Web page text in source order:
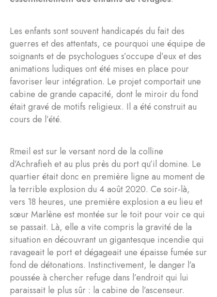
Les enfants sont souvent handicapés du fait des
guerres et des attentats, ce pourquoi une équipe de
soignants et de psychologues s’occupe d’eux et des
animations ludiques ont été mises en place pour
favoriser leur intégration. Le projet comportait une
cabine de grande capacité, dont le miroir du fond
était gravé de motifs religieux. Il a été construit au
cours de l’été.
Rmeil est sur le versant nord de la colline
d’Achrafieh et au plus près du port qu’il domine. Le
quartier était donc en première ligne au moment de
la terrible explosion du 4 août 2020. Ce soir-là,
vers 18 heures, une première explosion a eu lieu et
sœur Marlène est montée sur le toit pour voir ce qui
se passait. Là, elle a vite compris la gravité de la
situation en découvrant un gigantesque incendie qui
ravageait le port et dégageait une épaisse fumée sur
fond de détonations. Instinctivement, le danger l’a
poussée à chercher refuge dans l’endroit qui lui
paraissait le plus sûr : la cabine de l’ascenseur.